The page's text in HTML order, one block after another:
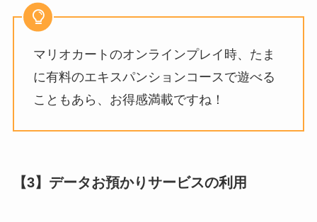
マリオカートのオンラインプレイ時、たま
に有料のエキスパンションコースで遊べる
こともあら、お得感満載ですね！
【3】データお預かりサービスの利用